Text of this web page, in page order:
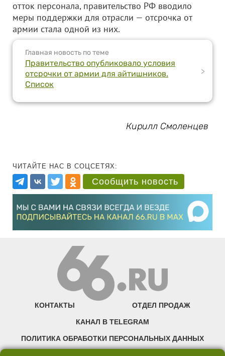
отток персонала, правительство РФ вводило
меры поддержки для отрасли — отсрочка от
армии стала одной из них.
Главная новость по теме
Правительство опубликовало условия
отсрочки от армии для айтишников.
Список
>
Кирилл Смоленцев
ЧИТАЙТЕ НАС В СОЦСЕТЯХ:
Сообщить новость
КОНТАКТЫ ОТДЕЛ ПРОДАЖ
КАНАЛ В TELEGRAM
ПОЛИТИКА ОБРАБОТКИ ПЕРСОНАЛЬНЫХ ДАННЫХ